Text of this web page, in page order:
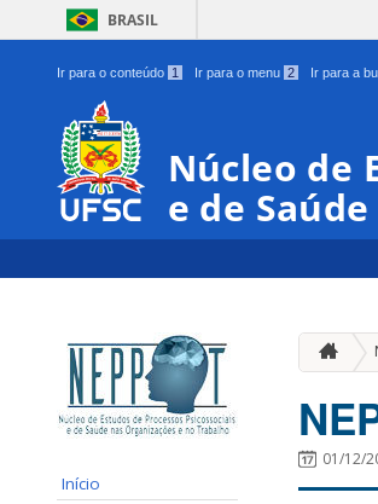
BRASIL
Ir para o conteúdo 1 Ir para o menu 2 Ir para a
Núcleo de
e de
Início
01/12/